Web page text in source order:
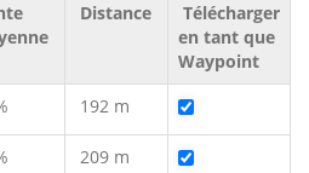
Distance
Télécharger
en tant que
Waypoint
192 m
209 m